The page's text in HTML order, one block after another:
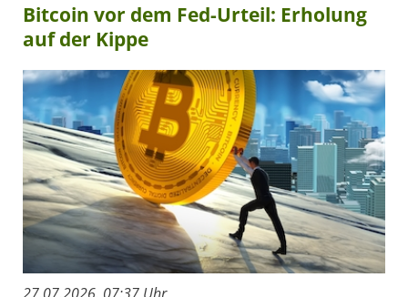
Bitcoin vor dem Fed-Urteil: Erholung
auf der Kippe